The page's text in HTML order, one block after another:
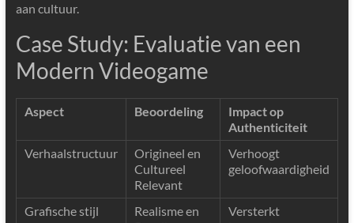
aan cultuur.
Case Study: Evaluatie van een
Modern Videogame
Aspect Beoordeling
Impact op
Authenticiteit
Verhaalstructuur
Origineel en
Cultureel
Relevant
Verhoogt
geloofwaardigheid
Grafische stijl
Realisme en
Versterkt